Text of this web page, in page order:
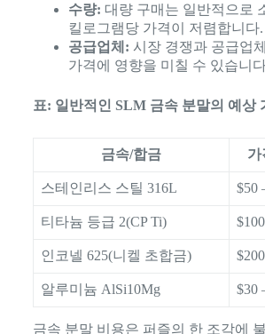
수량: 대량 구매는 일반적으로
킬로그램당 가격이 저렴합니다.
공급업체: 시장 경쟁과 공급업
가격에 영향을 미칠 수 있습니
표: 일반적인 SLM 금속 분말의 예상
금속/합금 가
스테인리스 스틸 316L $50
티타늄 등급 2(CP Ti)
인코넬 625(니켈 초합금)
알루미늄 AlSi10Mg $30
금속 분말 비용은 퍼즐의 한 조각에